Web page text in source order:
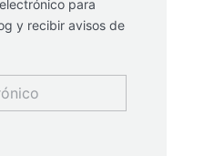
para
y recibir avisos de